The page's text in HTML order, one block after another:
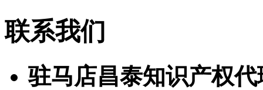
联系我们
驻马店昌泰知识产权